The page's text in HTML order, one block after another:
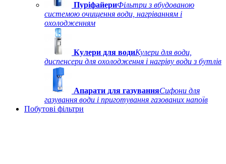
ПуріфайериФільтри з вбудованою
системою очищення води, нагріванням і
охолодженням
Кулери для водиКулери для води,
диспенсери для охолодження і нагріву води з бутлів
Апарати для газуванняСифони для
газування води і приготування газованих напоїв
Побутові фільтри